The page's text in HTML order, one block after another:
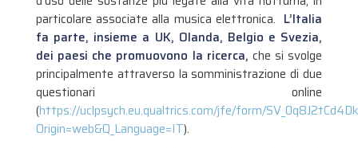
particolare associate alla musica elettronica. L’Italia
fa parte, insieme a UK, Olanda, Belgio e Svezia,
dei paesi che promuovono la ricerca, che si svolge
principalmente attraverso la somministrazione di due
questionari online
(https://uclpsych.eu.qualtrics.com/jfe/form/
Origin=web&Q_Language=IT).